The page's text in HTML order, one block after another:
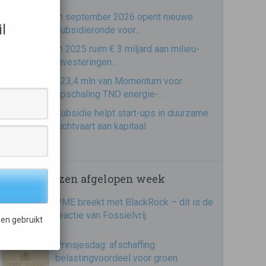
In september 2026 opent nieuwe
subsidieronde voor…
In 2025 ruim € 3 miljard aan milieu-
investeringen…
€23,4 mln van Momentum voor
opschaling TNO energie-…
Subsidie helpt start-ups in duurzame
luchtvaart aan kapitaal
Meest gelezen afgelopen week
PME breekt met BlackRock – dit is de
reactie van Fossielvrij
Prinsjesdag: afschaffing
belastingvoordeel voor groen
gebruikt